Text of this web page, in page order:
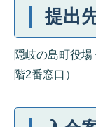
提出
隠岐の島町役
階2番窓口）